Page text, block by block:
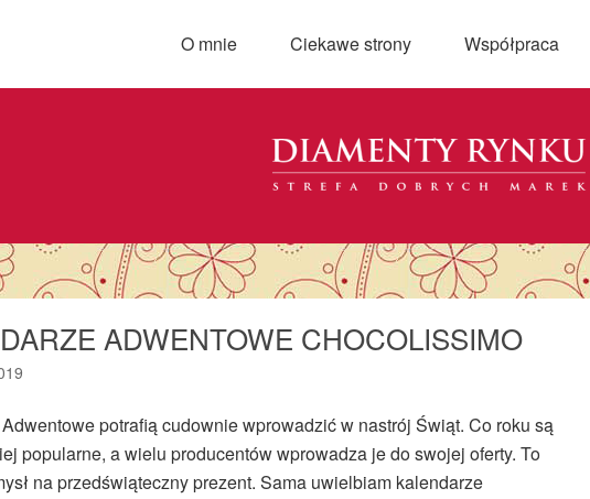
O mnie Ciekawe strony Współpraca
ADWENTOWE CHOCOLISSIMO
potrafią cudownie wprowadzić w nastrój Świąt. Co roku są
popularne, a wielu producentów wprowadza je do swojej oferty. To
na przedświąteczny prezent. Sama uwielbiam kalendarze